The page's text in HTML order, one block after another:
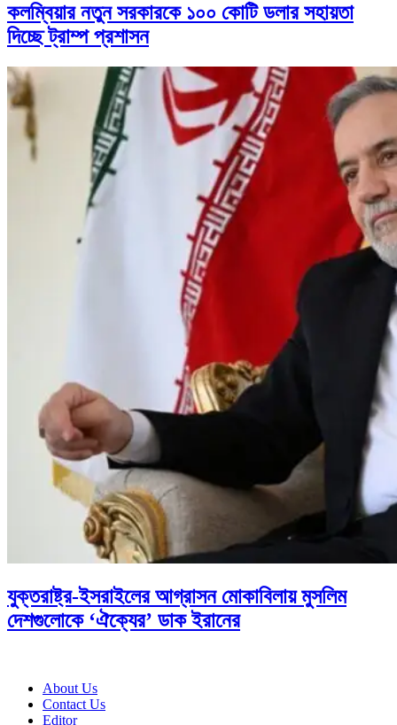
কলম্বিয়ার নতুন সরকারকে ১০০ কোটি ডলার সহায়তা
দিচ্ছে ট্রাম্প প্রশাসন
যুক্তরাষ্ট্র-ইসরাইলের আগ্রাসন মোকাবিলায় মুসলিম
দেশগুলোকে ‘ঐক্যের’ ডাক ইরানের
About Us
Contact Us
Editor